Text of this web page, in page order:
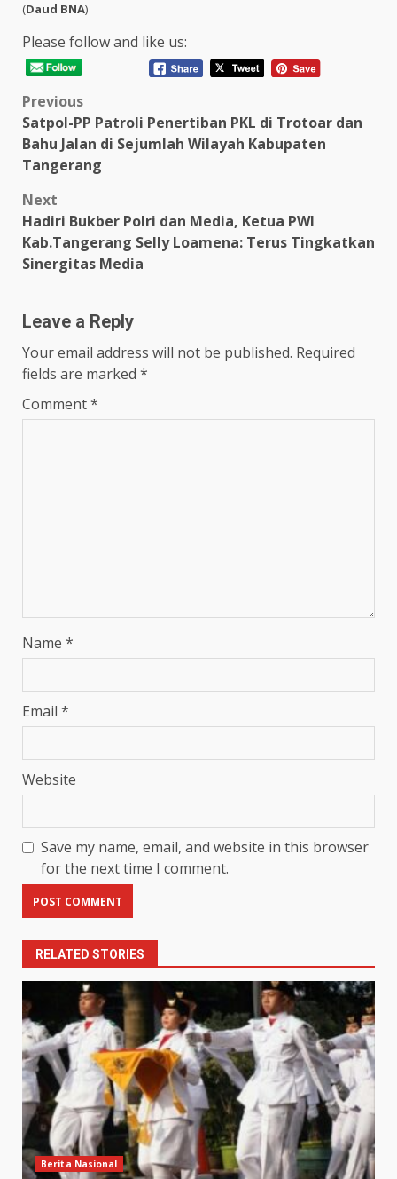
(Daud BNA)
Please follow and like us:
Post
navigation
Previous
Satpol-PP Patroli Penertiban PKL di Trotoar dan
Bahu Jalan di Sejumlah Wilayah Kabupaten
Tangerang
Next
Hadiri Bukber Polri dan Media, Ketua PWI
Kab.Tangerang Selly Loamena: Terus Tingkatkan
Sinergitas Media
Leave a Reply
Your email address will not be published. Required
fields are marked *
Comment*
Name *
Email *
Website
Save my name, email, and website in this browser
for the next time I comment.
RELATED STORIES
Berita Nasional